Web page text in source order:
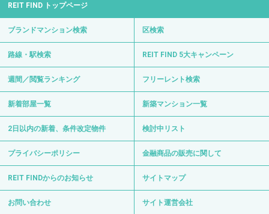
REIT FIND トップページ
ブランドマンション検索 区検索
路線・駅検索 REIT FIND 5大キャンペーン
週間／閲覧ランキング フリーレント検索
新着部屋一覧 新築マンション一覧
2日以内の新着、条件改定物件 検討中リスト
プライバシーポリシー 金融商品の販売に関して
REIT FINDからのお知らせ サイトマップ
お問い合わせ サイト運営会社